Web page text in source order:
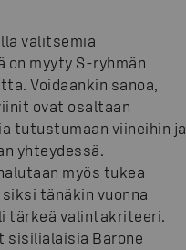
valitsemia
on myyty S-ryhmän
Voidaankin sanoa,
ovat osaltaan
tutustumaan viineihin ja
yhteydessä.
myös tukea
tänäkin vuonna
tärkeä valintakriteeri.
sisilialaisia Barone